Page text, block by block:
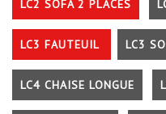
LC2 SOFA 2 PLACES
LC3 FAUTEUIL LC3
LC4 CHAISE LONGUE